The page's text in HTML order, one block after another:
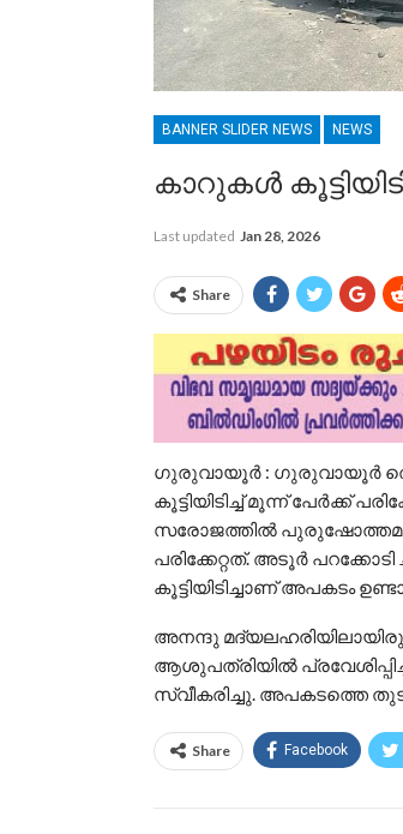
BANNER SLIDER NEWS NEWS
കാറുകൾ
Last updated Jan 28, 2026
Share
ഗുരുവായൂർ : ഗുരുവായൂർ
കൂട്ടിയിടിച്ച് മൂന്ന് പേർക്ക്
സരോജത്തിൽ
പരിക്കേറ്റത്. അടൂർ
കൂട്ടിയിടിച്ചാണ് അപകടം
അനന്ദു
ആശുപത്രിയിൽ
സ്വീകരിച്ചു. അപകടത്തെ
Share Facebook